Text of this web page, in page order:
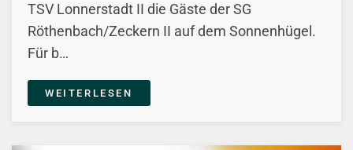
TSV Lonnerstadt II die Gäste der SG
Röthenbach/Zeckern II auf dem Sonnenhügel.
Für b…
WEITERLESEN